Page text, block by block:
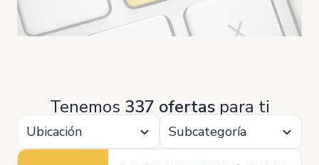
Tenemos 337 ofertaspara ti
Ubicación Subcategoría